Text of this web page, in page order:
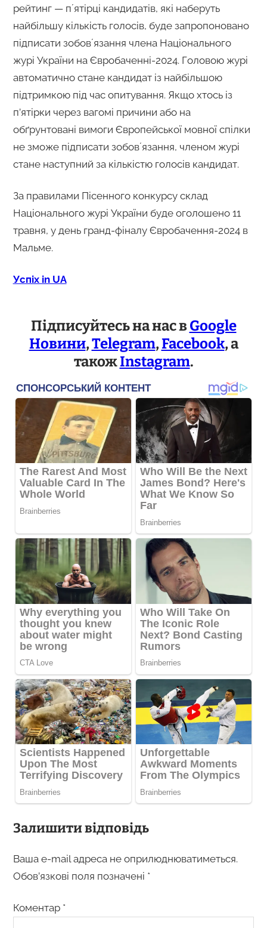
рейтинг — пʼятірці кандидатів, які наберуть
найбільшу кількість голосів, буде запропоновано
підписати зобовʼязання члена Національного
журі України на Євробаченні-2024. Головою журі
автоматично стане кандидат із найбільшою
підтримкою під час опитування. Якщо хтось із
п’ятірки через вагомі причини або на
обґрунтовані вимоги Європейської мовної спілки
не зможе підписати зобовʼязання, членом журі
стане наступний за кількістю голосів кандидат.
За правилами Пісенного конкурсу склад
Національного журі України буде оголошено 11
травня, у день гранд-фіналу Євробачення-2024 в
Мальме.
Успіх in UA
Підписуйтесь на нас вGoogle
Новини,Telegram,Facebook, а
такожInstagram.
Залишити відповідь
Ваша e-mail адреса не оприлюднюватиметься.
Обов’язкові поля позначені *
Коментар *